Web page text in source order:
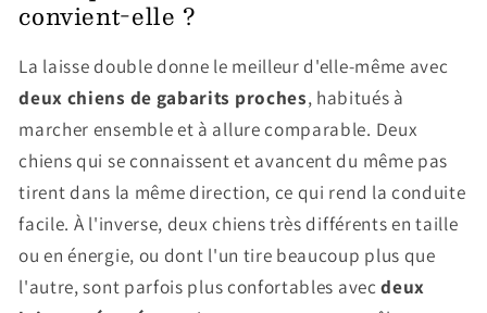
convient-elle ?
La laisse double donne le meilleur d'elle-même avec
deux chiens de gabarits proches, habitués à
marcher ensemble et à allure comparable. Deux
chiens qui se connaissent et avancent du même pas
tirent dans la même direction, ce qui rend la conduite
facile. À l'inverse, deux chiens très différents en taille
ou en énergie, ou dont l'un tire beaucoup plus que
l'autre, sont parfois plus confortables avecdeux